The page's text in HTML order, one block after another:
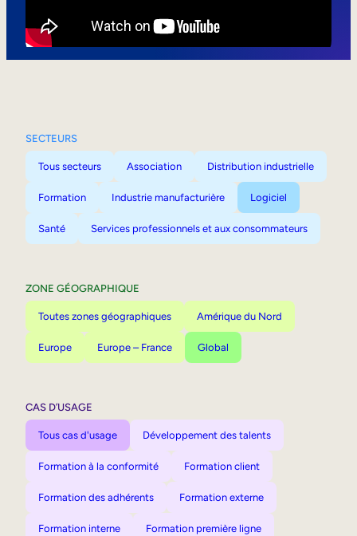
SECTEURS
Tous secteurs Association Distribution industrielle
Formation Industrie manufacturière Logiciel
Santé Services professionnels et aux consommateurs
ZONE GÉOGRAPHIQUE
Toutes zones géographiques Amérique du Nord
Europe Europe – France Global
CAS D’USAGE
Tous cas d'usage Développement des talents
Formation à la conformité Formation client
Formation des adhérents Formation externe
Formation interne Formation première ligne